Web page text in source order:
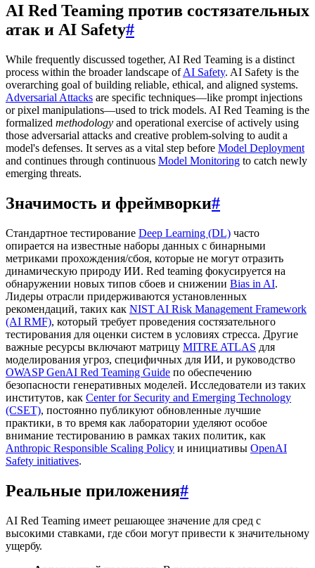
AI Red Teaming против состязательных
атак и AI Safety#
While frequently discussed together, AI Red Teaming is a distinct
process within the broader landscape ofAI Safety. AI Safety is the
overarching goal of building reliable, ethical, and aligned systems.
Adversarial Attacks are specific techniques—like prompt injections
or pixel manipulations—used to trick models. AI Red Teaming is the
formalized methodology and operational exercise of actively using
those adversarial attacks and creative problem-solving to audit a
model's defenses. It serves as a vital step before Model Deployment
and continues through continuous Model Monitoring to catch newly
emerging threats.
Значимость и фреймворки#
Стандартное тестирование Deep Learning (DL) часто
опирается на известные наборы данных с бинарными
метриками прохождения/сбоя, которые не могут отразить
динамическую природу ИИ. Red teaming фокусируется на
обнаружении новых типов сбоев и снижении Bias in AI.
Лидеры отрасли придерживаются установленных
рекомендаций, таких как NIST AI Risk Management Framework
(AI RMF), который требует проведения состязательного
тестирования для оценки систем в условиях стресса. Другие
важные ресурсы включают матрицу MITRE ATLAS для
моделирования угроз, специфичных для ИИ, и руководство
OWASP GenAI Red Teaming Guide по обеспечению
безопасности генеративных моделей. Исследователи из таких
институтов, как Center for Security and Emerging Technology
(CSET), постоянно публикуют обновленные лучшие
практики, в то время как лаборатории уделяют особое
внимание тестированию в рамках таких политик, как
Anthropic Responsible Scaling Policy и инициативы OpenAI
Safety initiatives.
Реальные приложения#
AI Red Teaming имеет решающее значение для сред с
высокими ставками, где сбои могут привести к значительному
ущербу.